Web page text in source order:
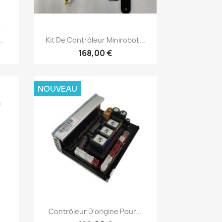
Aperçu rapide
Kit De Contrôleur Minirobot...
168,00 €
Aperçu rapide
Contrôleur D'origine Pour...
NOUVEAU